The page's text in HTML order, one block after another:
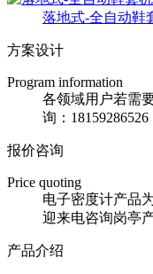
落地式-全自动鞋
方案设计
Program information
各领域用户若需
询：
报价咨询
Price quoting
电子密度计产品
迎来电咨询岗亭
产品介绍